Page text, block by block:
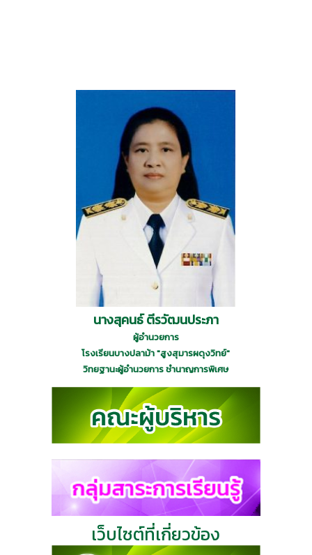
นางสุคนธ์ ตีรวัฒนประภา
ผู้อำนวยการ
โรงเรียนบางปลาม้า "สูงสุมารผดุงวิทย์"
วิทยฐานะผู้อำนวยการ ชำนาญการพิเศษ
เว็บไซต์ที่เกี่ยวข้อง